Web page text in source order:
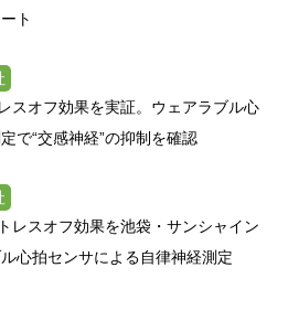
ト
スオフ効果を実証。ウェアラブル心
で“交感神経”の抑制を確認
レスオフ効果を池袋・サンシャイン
心拍センサによる自律神経測定